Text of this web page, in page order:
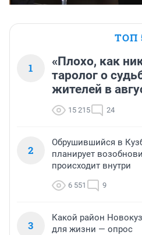
ТОП
1
«Плохо, как
таролог о
жителей в
15 215 24
2
Обрушившийся в
планирует
происходит внутри
6 551 9
3
Какой район
для жизни — опрос